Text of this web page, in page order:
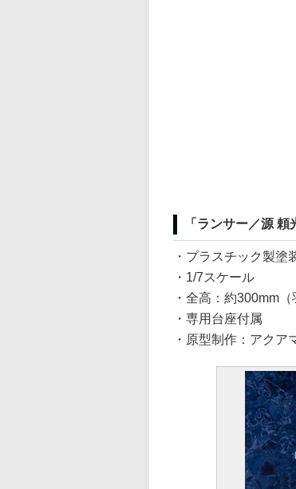
「ランサー／源
・プラスチック製塗
・1/7スケール
・全高：約300mm（
・専用台座付属
・原型制作：アクア